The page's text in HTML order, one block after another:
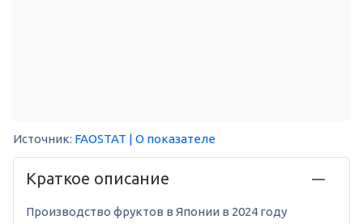
Источник: FAOSTAT | О показателе
Краткое описание
Производство фруктов в Японии в 2024 году